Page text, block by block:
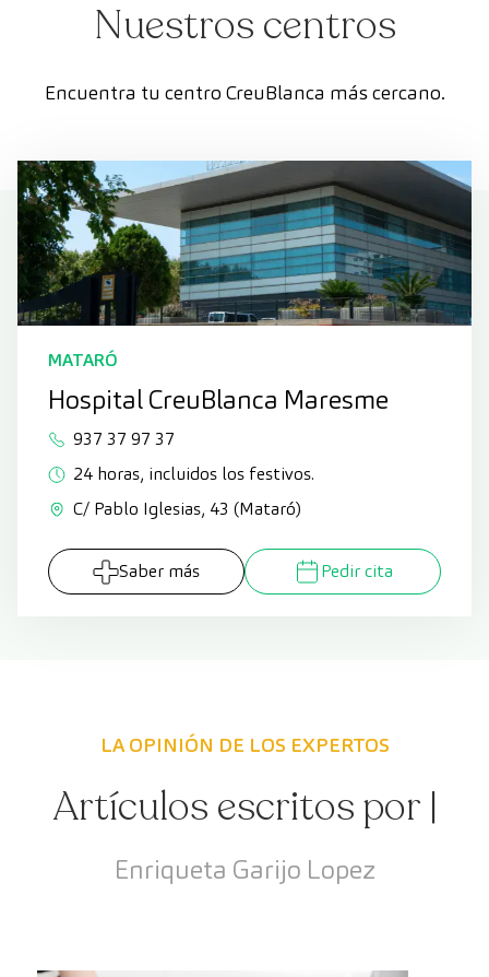
Nuestros centros
Encuentra tu centro CreuBlanca más cercano.
MATARÓ
Hospital CreuBlanca Maresme
937 37 97 37
24 horas, incluidos los festivos.
C/ Pablo Iglesias, 43 (Mataró)
Saber más Pedir cita
LA OPINIÓN DE LOS EXPERTOS
Artículos escritos por |
Enriqueta Garijo Lopez